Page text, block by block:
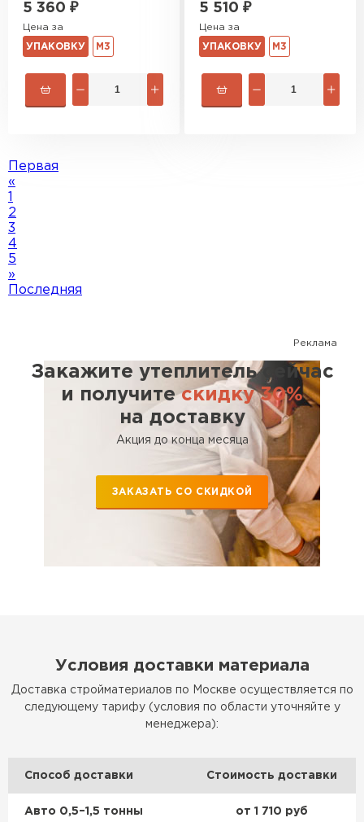
5 360 ₽
Цена за
УПАКОВКУ М3
5 510 ₽
Цена за
УПАКОВКУ М3
Первая
«
2
3
4
5
»
Последняя
Реклама
Закажите утеплитель сейчас
и получитескидку 30%
на доставку
Акция до конца месяца
ЗАКАЗАТЬ СО СКИДКОЙ
Условия доставки материала
Доставка стройматериалов по Москве осуществляется по
следующему тарифу (условия по области уточняйте у
менеджера):
Способ доставки Стоимость доставки
Авто 0,5–1,5 тонны
от 1 710 руб